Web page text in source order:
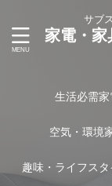
サブ
家電・家
生活必需家
空気・環境
趣味・ライフス